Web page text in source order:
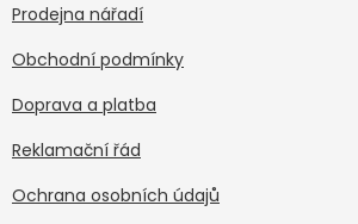
Prodejna nářadí
Obchodní podmínky
Doprava a platba
Reklamační řád
Ochrana osobních údajů